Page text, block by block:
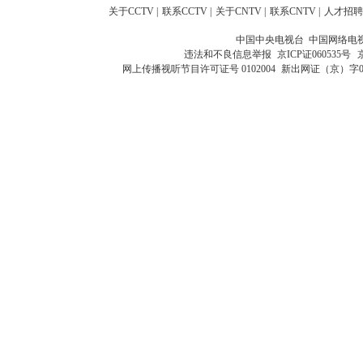
关于CCTV | 联系CCTV | 关于CNTV | 联系CNTV | 人才招聘
中国中央电视台 中国网络电
违法和不良信息举报 京ICP证060535号
网上传播视听节目许可证号 0102004 新出网证（京）